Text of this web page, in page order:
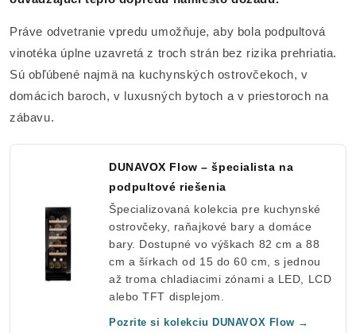
Práve odvetranie vpredu umožňuje, aby bola podpultová
vinotéka úplne uzavretá z troch strán bez rizika prehriatia.
Sú obľúbené najmä na kuchynských ostrovčekoch, v
domácich baroch, v luxusných bytoch a v priestoroch na
zábavu.
DUNAVOX Flow – špecialista na
podpultové riešenia
Špecializovaná kolekcia pre kuchynské
ostrovčeky, raňajkové bary a domáce
bary. Dostupné vo výškach 82 cm a 88
cm a šírkach od 15 do 60 cm, s jednou
až troma chladiacimi zónami a LED, LCD
alebo TFT displejom.
Pozrite si kolekciu DUNAVOX Flow →